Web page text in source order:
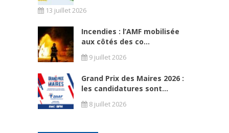
13 juillet 2026
Incendies : l’AMF mobilisée
aux côtés des co...
9 juillet 2026
Grand Prix des Maires 2026 :
les candidatures sont...
8 juillet 2026